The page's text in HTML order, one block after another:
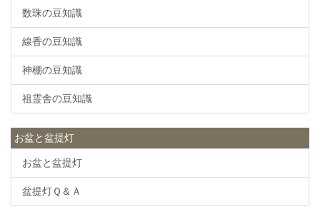
数珠の豆知識
線香の豆知識
神棚の豆知識
祖霊舎の豆知識
お盆と盆提灯
お盆と盆提灯
盆提灯Ｑ＆Ａ